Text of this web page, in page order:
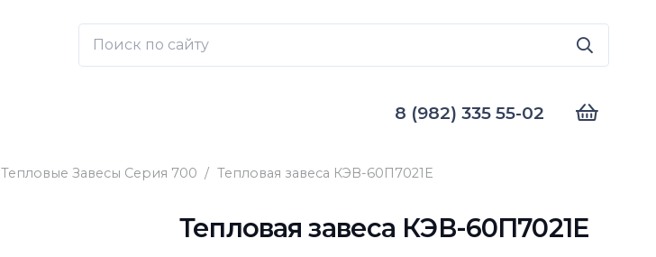
8 (982) 335 55-02
Тепловые Завесы Серия 700 / Тепловая завеса КЭВ-60П7021E
Тепловая завеса КЭВ-60П7021E